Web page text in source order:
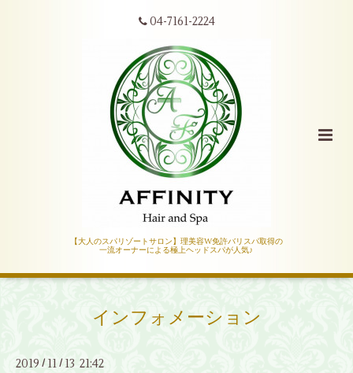
04-7161-2224
【大人のスパリゾートサロン】理美容W免許バリスパ取得の
一流オーナーによる極上ヘッドスパが人気♪
インフォメーション
2019 / 11 / 13 21:42